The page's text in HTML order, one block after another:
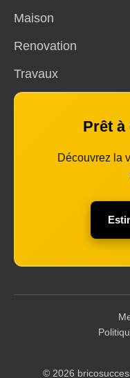
Maison
Renovation
Travaux
Prêt
Découvrez la
© 2026